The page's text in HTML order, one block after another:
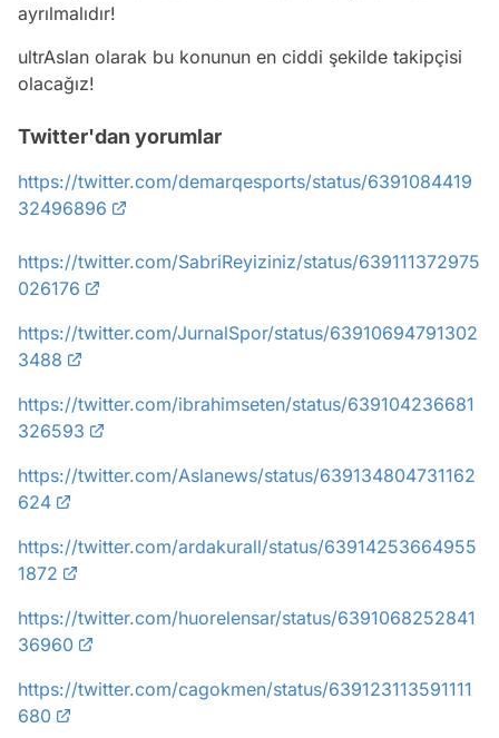
ayrılmalıdır!
ultrAslan olarak bu konunun en ciddi şekilde takipçisi
olacağız!
Twitter'dan yorumlar
https://twitter.com/demarqesports/status/6391084419
32496896
https://twitter.com/SabriReyiziniz/status/639111372975
026176
https://twitter.com/JurnalSpor/status/63910694791302
3488
https://twitter.com/ibrahimseten/status/639104236681
326593
https://twitter.com/Aslanews/status/639134804731162
624
https://twitter.com/ardakurall/status/63914253664955
1872
https://twitter.com/huorelensar/status/6391068252841
36960
https://twitter.com/cagokmen/status/639123113591111
680